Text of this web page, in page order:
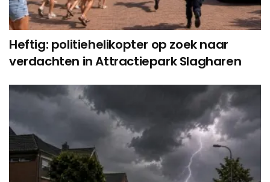
Heftig: politiehelikopter op zoek naar
verdachten in Attractiepark Slagharen